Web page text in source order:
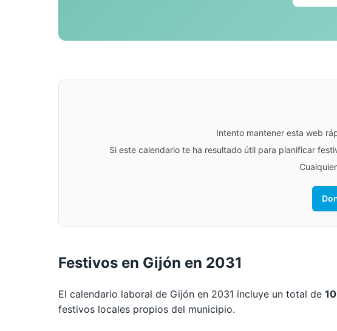
Intento mantener esta web
Si este calendario te ha resultado útil para planificar
Festivos en Gijón en 2031
El calendario laboral de Gijón en 2031 incluye un total de
festivos locales propios del municipio.